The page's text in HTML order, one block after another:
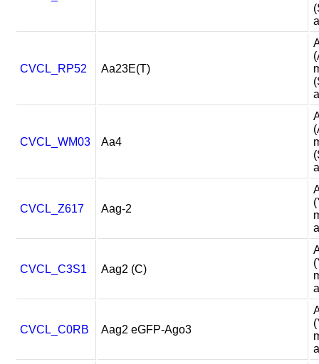
CVCL_RP52 Aa23E(T)
CVCL_WM03 Aa4
CVCL_Z617 Aag-2
CVCL_C3S1 Aag2 (C)
CVCL_C0RB Aag2 eGFP-Ago3